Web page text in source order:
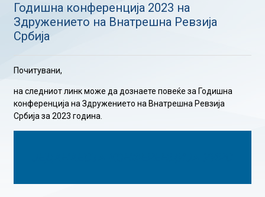
Годишна конференција 2023 на
Здружението на Внатрешна Ревзија
Србија
Почитувани,
на следниот линк може да дознаете повеќе за Годишна
конференција на Здружението на Внатрешна Ревзија
Србија за 2023 година.